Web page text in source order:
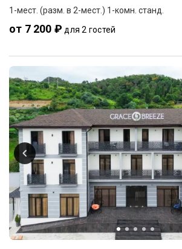
1-мест. (разм. в 2-мест.) 1-комн. станд.
от 7 200 ₽ для 2 гостей